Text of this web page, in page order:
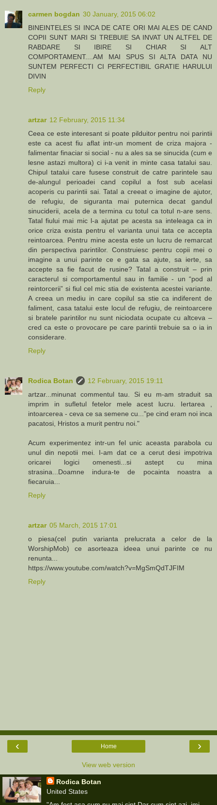
carmen bogdan 30 January, 2015 06:02
BINEINTELES SI INCA DE CATE ORI MAI ALES DE CAND
COPII SUNT MARI SI TREBUIE SA INVAT UN ALTFEL DE
RABDARE SI IBIRE SI CHIAR SI ALT
COMPORTAMENT....AM MAI SPUS SI ALTA DATA NU
SUNTEM PERFECTI CI PERFECTIBIL GRATIE HARULUI
DIVIN
Reply
artzar 12 February, 2015 11:34
Ceea ce este interesant si poate pilduitor pentru noi parintii
este ca acest fiu aflat intr-un moment de criza majora -
falimentar finaciar si social - nu a ales sa se sinucida (cum e
lesne astazi multora) ci i-a venit in minte casa tatalui sau.
Chipul tatalui care fusese construit de catre parintele sau
de-alungul perioadei cand copilul a fost sub acelasi
acoperis cu parintii sai. Tatal a creeat o imagine de ajutor,
de refugiu, de siguranta mai puternica decat gandul
sinuciderii, acela de a termina cu totul ca totul n-are sens.
Tatal fiului mai mic l-a ajutat pe acesta sa inteleaga ca in
orice criza exista pentru el varianta unui tata ce accepta
reintoarcea. Pentru mine acesta este un lucru de remarcat
din perspectiva parintilor. Construiesc pentru copii mei o
imagine a unui parinte ce e gata sa ajute, sa ierte, sa
accepte sa fie facut de rusine? Tatal a construit – prin
caracterul si comportamentul sau in familie - un “pod al
reintorcerii” si fiul cel mic stia de existenta acestei variante.
A creea un mediu in care copilul sa stie ca indiferent de
faliment, casa tatalui este locul de refugiu, de reintoarcere
si bratele parintilor nu sunt niciodata ocupate cu altceva –
cred ca este o provocare pe care parintii trebuie sa o ia in
considerare.
Reply
Rodica Botan
12 February, 2015 19:11
artzar...minunat commentul tau. Si eu m-am straduit sa
imprim in sufletul fetelor mele acest lucru. Iertarea ,
intoarcerea - ceva ce sa semene cu..."pe cind eram noi inca
pacatosi, Hristos a murit pentru noi."
Acum experimentez intr-un fel unic aceasta parabola cu
unul din nepotii mei. I-am dat ce a cerut desi impotriva
oricarei logici omenesti...si astept cu mina
strasina...Doamne indura-te de pocainta noastra a
fiecaruia...
Reply
artzar 05 March, 2015 17:01
o piesa(cel putin varianta prelucrata a celor de la
WorshipMob) ce asorteaza ideea unui parinte ce nu
renunta...
https://www.youtube.com/watch?v=MgSmQdTJFIM
Reply
‹ ›
Home
View web version
Rodica Botan
United States